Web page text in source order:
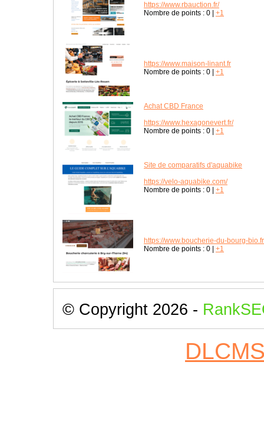
https://www.rbauction.fr/
Nombre de points : 0 +1
https://www.maison-linant.fr
Nombre de points : 0 +1
Achat CBD France
https://www.hexagonevert.fr/
Nombre de points : 0 +1
Site de comparatifs d'aquabike
https://velo-aquabike.com/
Nombre de points : 0 +1
https://www.boucherie-du-bourg-
Nombre de points : 0 +1
© Copyright 2026 -